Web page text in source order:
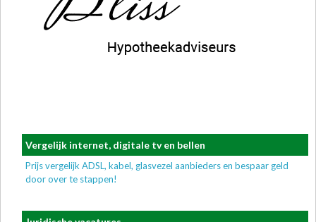
Vergelijk internet, digitale tv en bellen
Prijs vergelijk ADSL, kabel, glasvezel aanbieders en bespaar geld
door over te stappen!